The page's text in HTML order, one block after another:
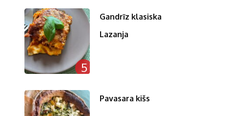
5
Gandrīz klasiska
Lazanja
Pavasara kišs